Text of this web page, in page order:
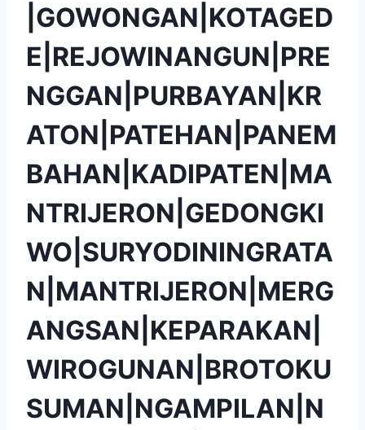
|GOWONGAN|KOTAGED
E|REJOWINANGUN|PRE
NGGAN|PURBAYAN|KR
ATON|PATEHAN|PANEM
BAHAN|KADIPATEN|MA
NTRIJERON|GEDONGKI
WO|SURYODININGRATA
N|MANTRIJERON|MERG
ANGSAN|KEPARAKAN|
WIROGUNAN|BROTOKU
SUMAN|NGAMPILAN|N